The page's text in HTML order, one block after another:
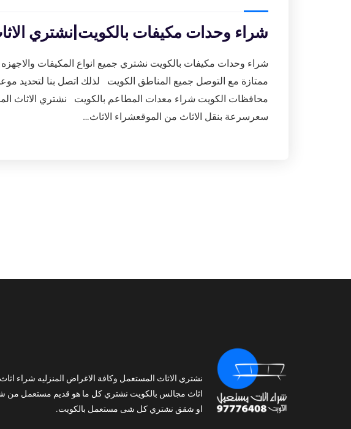
شراء وحدات مكيفات بالكويت|نشتري الاثاث
شراء وحدات مكيفات بالكويت نشتري جميع انواع المكيفات والاجهزه
ممتازة مع التوصل جميع المناطق الكويت لذلك اتصل بنا لتحديد
محافظات الكويت شراء معدات المطاعم بالكويت نشتري الاثاث
سعرسرعة بنقل الاثاث من الموقعشراء الاثاث…
نشتري الاثاث المستعمل وكافة الاغراض المنزليه شراء
اثاث مجالس بالكويت نشتري كل ما هو قديم مستعمل من
او شقق نشتري كل شى مستعمل بالكويت.